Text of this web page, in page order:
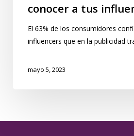
conocer a tus
El 63% de los consumidores
influencers que en la publicidad
mayo 5, 2023